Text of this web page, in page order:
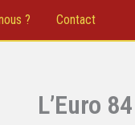
? Contact
L’Euro